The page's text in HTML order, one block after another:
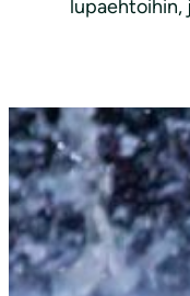
lupaehtoihin,